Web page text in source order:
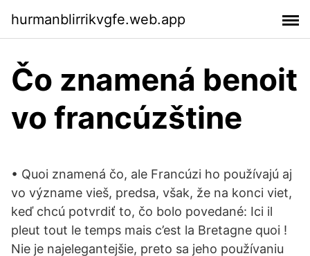
hurmanblirrikvgfe.web.app
Čo znamená benoit
vo francúzštine
• Quoi znamená čo, ale Francúzi ho používajú aj
vo význame vieš, predsa, však, že na konci viet,
keď chcú potvrdiť to, čo bolo povedané: Ici il
pleut tout le temps mais c’est la Bretagne quoi !
Nie je najelegantejšie, preto sa jeho používaniu